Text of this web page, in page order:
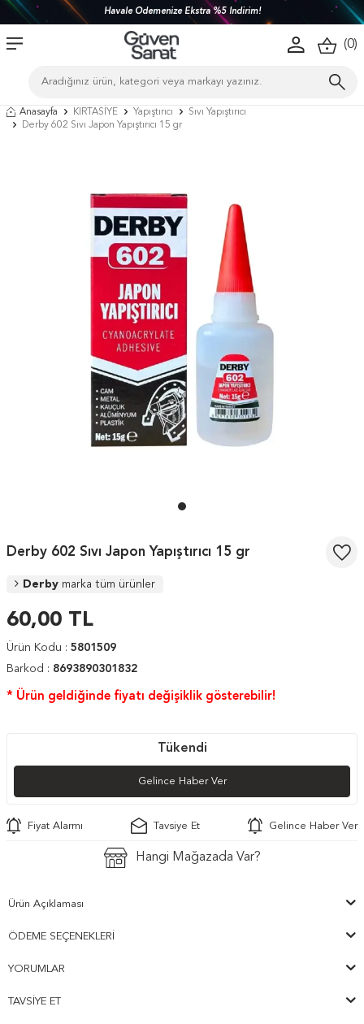
Havale Ödemenize Ekstra %5 İndirim!
(0)
Anasayfa KIRTASİYE Yapıştırıcı
Sıvı Yapıştırıcı
Derby 602 Sıvı Japon Yapıştırıcı 15 gr
Derby 602 Sıvı Japon Yapıştırıcı 15 gr
Derby marka tüm ürünler
60,00 TL
Ürün Kodu : 5801509
Barkod : 8693890301832
* Ürün geldiğinde fiyatı değişiklik gösterebilir!
Tükendi
Gelince Haber Ver
Fiyat Alarmı Tavsiye Et Gelince Haber Ver
Hangi Mağazada Var?
Ürün Açıklaması
ÖDEME SEÇENEKLERI
YORUMLAR
TAVSIYE ET